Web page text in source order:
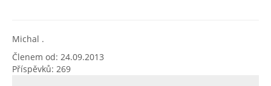
Michal .
Členem od: 24.09.2013
Příspěvků: 269